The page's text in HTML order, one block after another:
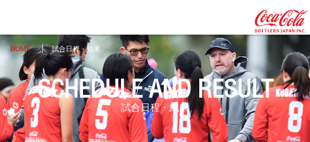
HOME 試合日程・結果
SCHEDULE AND RESULT
試合日程・結果